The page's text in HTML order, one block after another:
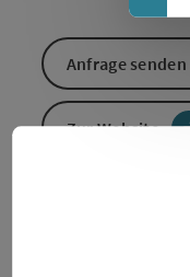
Ihr
Anfrage senden
Zur Website